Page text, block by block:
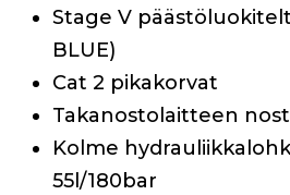
Stage V
BLUE)
Cat 2 pikakorvat
Takanostolaitteen
Kolme
55l/180bar